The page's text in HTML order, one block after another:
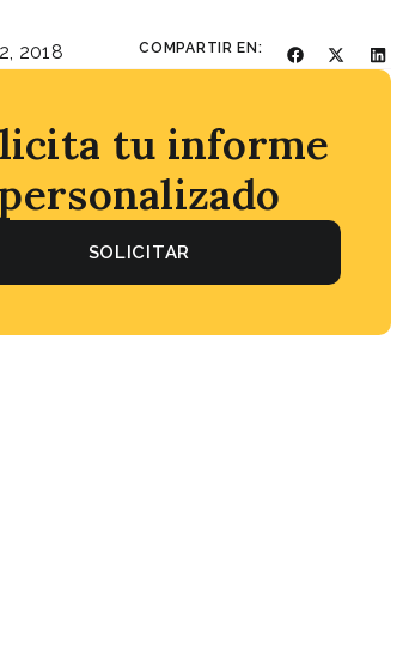
2018 COMPARTIR EN:
tu informe
personalizado
SOLICITAR